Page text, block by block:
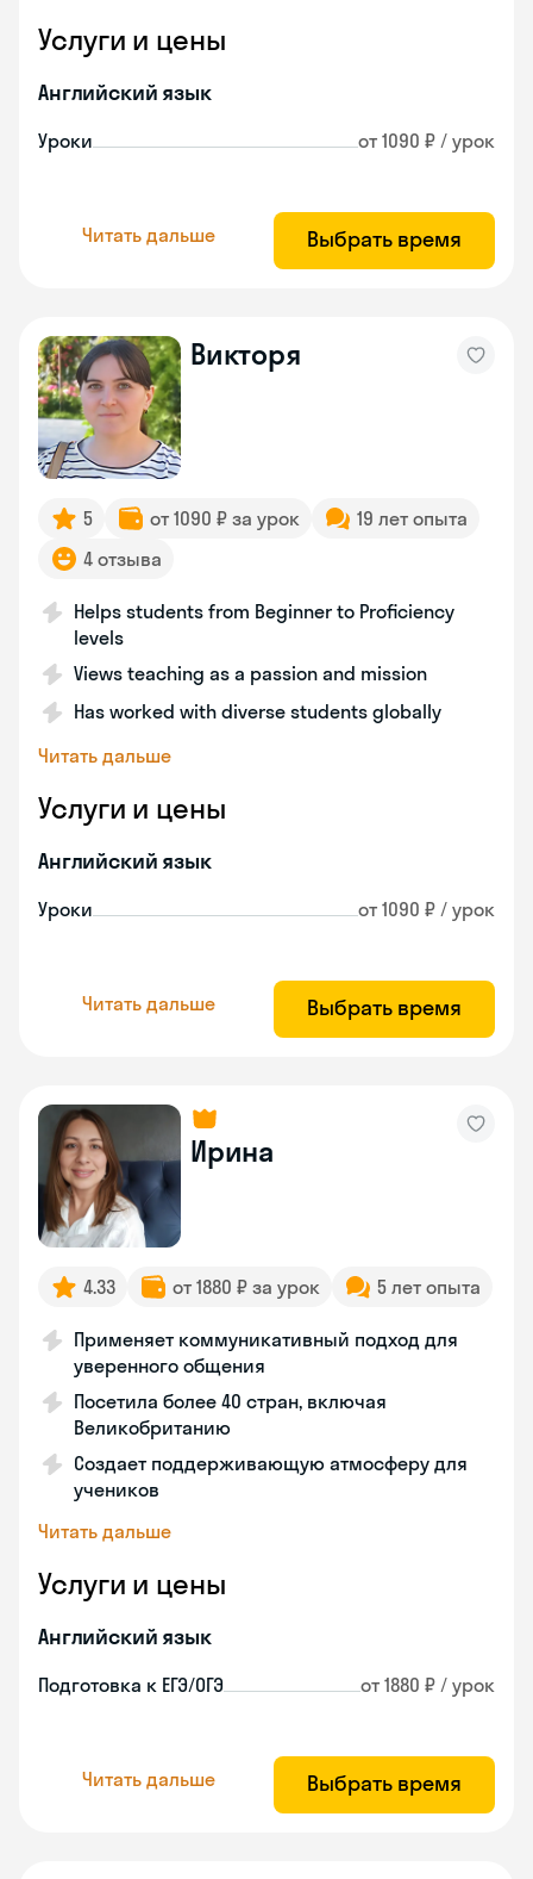
Услуги и цены
Английский язык
Уроки от 1090 ₽ / урок
Читать дальше Выбрать время
Викторя
5 от 1090 ₽ за урок
19 лет опыта
4 отзыва
Helps students from Beginner to Proficiency
levels
Views teaching as a passion and mission
Has worked with diverse students globally
Читать дальше
Услуги и цены
Английский язык
Уроки от 1090 ₽ / урок
Читать дальше Выбрать время
Ирина
4.33 от 1880 ₽ за урок 5 лет опыта
Применяет коммуникативный подход для
уверенного общения
Посетила более 40 стран, включая
Великобританию
Создает поддерживающую атмосферу для
учеников
Читать дальше
Услуги и цены
Английский язык
Подготовка к ЕГЭ/ОГЭ от 1880 ₽ / урок
Читать дальше Выбрать время